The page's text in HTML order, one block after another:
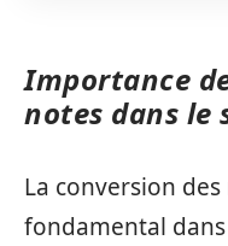
Importance
notes dans le
La conversion
fondamental